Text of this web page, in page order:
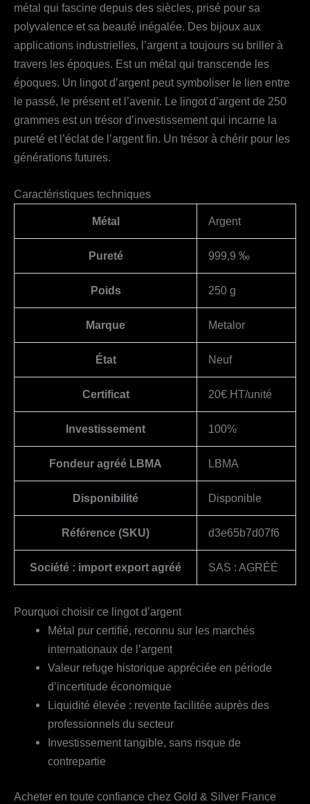
métal qui fascine depuis des siècles, prisé pour sa
polyvalence et sa beauté inégalée. Des bijoux aux
applications industrielles, l’argent a toujours su briller à
travers les époques. Est un métal qui transcende les
époques. Un lingot d’argent peut symboliser le lien entre
le passé, le présent et l’avenir. Le lingot d’argent de 250
grammes est un trésor d’investissement qui incarne la
pureté et l’éclat de l’argent fin. Un trésor à chérir pour les
générations futures.
Caractéristiques techniques
Métal Argent
Pureté 999,9 ‰
Poids 250 g
Marque Metalor
État Neuf
Certificat 20€ HT/unité
Investissement 100%
Fondeur agréé LBMA LBMA
Disponibilité Disponible
Référence (SKU) d3e65b7d07f6
Société : import export agréé SAS : AGRÉÉ
Pourquoi choisir ce lingot d’argent
Métal pur certifié, reconnu sur les marchés
internationaux de l’argent
Valeur refuge historique appréciée en période
d’incertitude économique
Liquidité élevée : revente facilitée auprès des
professionnels du secteur
Investissement tangible, sans risque de
contrepartie
Acheter en toute confiance chez Gold & Silver France